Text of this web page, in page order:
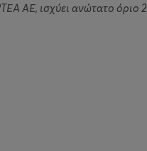
ΑΕ, ισχύει ανώτατο όριο